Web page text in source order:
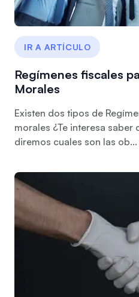
IR A ARTÍCULO
Regímenes fiscales
Morales
Existen dos tipos de
morales ¿Te interesa saber
diremos cuales son las ob...